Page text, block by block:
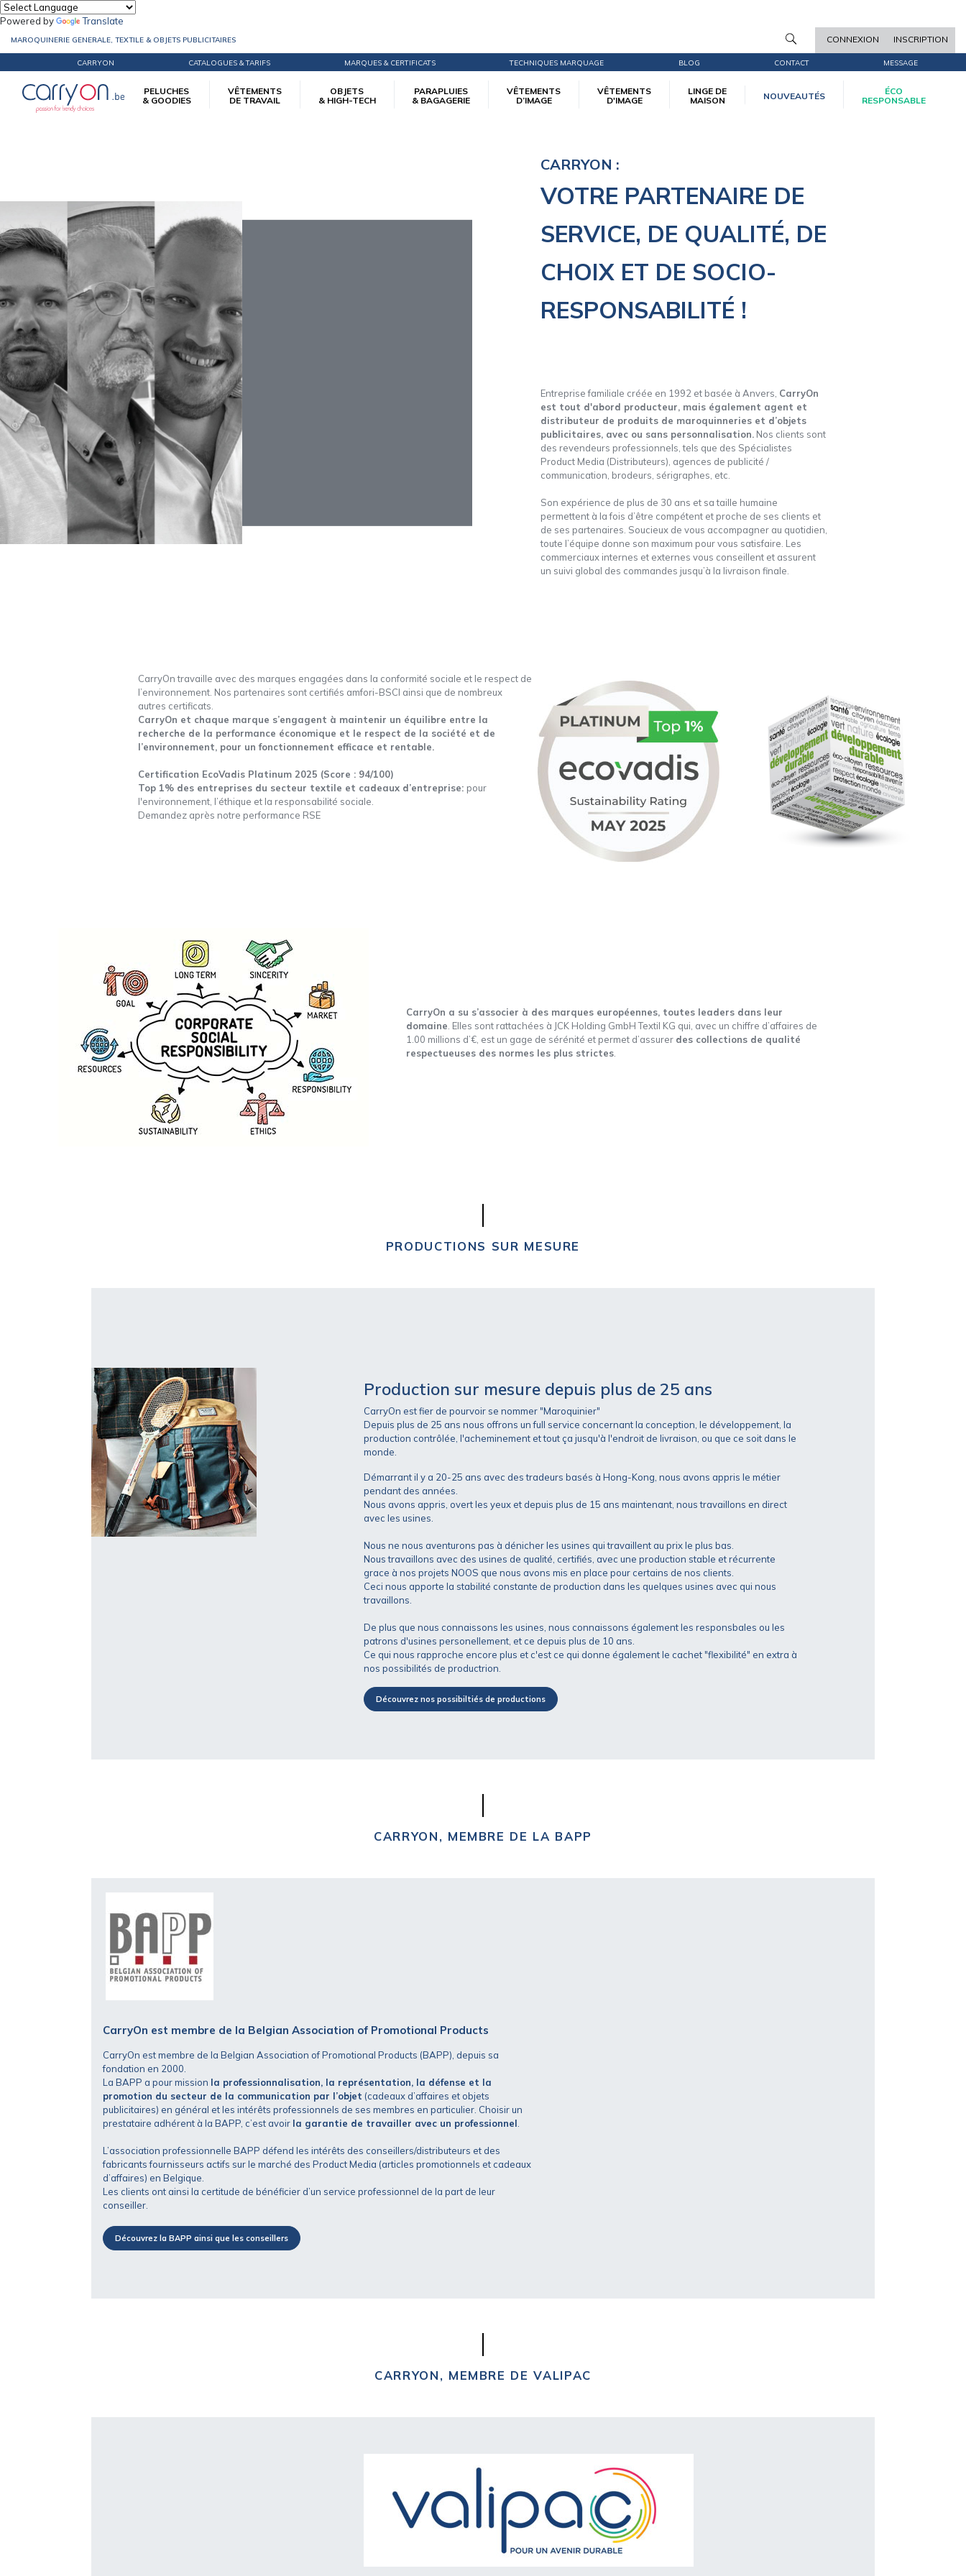
Powered by Translate
MAROQUINERIE GENERALE, TEXTILE & OBJETS PUBLICITAIRES CONNEXION INSCRIPTION
CARRYON CATALOGUES & TARIFS MARQUES & CERTIFICATS TECHNIQUES MARQUAGE BLOG CONTACT MESSAGE
PELUCHES
& GOODIES
VÊTEMENTS
DE TRAVAIL
OBJETS
& HIGH-TECH
PARAPLUIES
& BAGAGERIE
VÊTEMENTS
D’IMAGE
VÊTEMENTS
D'IMAGE
LINGE DE
MAISON
NOUVEAUTÉS
ÉCO
RESPONSABLE
CARRYON :
VOTRE PARTENAIRE DE
SERVICE, DE QUALITÉ, DE
CHOIX ET DE SOCIO-
RESPONSABILITÉ !
Entreprise familiale créée en 1992 et basée à Anvers, CarryOn
est tout d'abord producteur, mais également agent et
distributeur de produits de maroquinneries et d’objets
publicitaires, avec ou sans personnalisation.Nos clients sont
des revendeurs professionnels, tels que des Spécialistes
Product Media (Distributeurs), agences de publicité /
communication, brodeurs, sérigraphes, etc.
Son expérience de plus de 30 ans et sa taille humaine
permettent à la fois d’être compétent et proche de ses clients et
de ses partenaires. Soucieux de vous accompagner au quotidien,
toute l’équipe donne son maximum pour vous satisfaire. Les
commerciaux internes et externes vous conseillent et assurent
un suivi global des commandes jusqu’à la livraison finale.
CarryOn travaille avec des marques engagées dans la conformité sociale et le respect de
l’environnement. Nos partenaires sont certifiés amfori-BSCI ainsi que de nombreux
autres certificats.
CarryOn et chaque marque s’engagent à maintenir un équilibre entre la
recherche de la performance économique et le respect de la société et de
l’environnement, pour un fonctionnement efficace et rentable.
Certification EcoVadis Platinum 2025 (Score : 94/100)
Top 1% des entreprises du secteur textile et cadeaux d’entreprise: pour
l'environnement, l’éthique et la responsabilité sociale.
Demandez après notre performance RSE
CarryOn a su s’associer à des marques européennes, toutes leaders dans leur
domaine . Elles sont rattachées à JCK Holding GmbH Textil KG qui, avec un chiffre d’affaires de
1.00 millions d’€, est un gage de sérénité et permet d’assurer des collections de qualité
respectueuses des normes les plus strictes
PRODUCTIONS SUR MESURE
Production sur mesure depuis plus de 25 ans
CarryOn est fier de pourvoir se nommer "Maroquinier"
Depuis plus de 25 ans nous offrons un full service concernant la conception, le développement, la
production contrôlée, l'acheminement et tout ça jusqu'à l'endroit de livraison, ou que ce soit dans le
monde.
Démarrant il y a 20-25 ans avec des tradeurs basés à Hong-Kong, nous avons appris le métier
pendant des années.
Nous avons appris, overt les yeux et depuis plus de 15 ans maintenant, nous travaillons en direct
avec les usines.
Nous ne nous aventurons pas à dénicher les usines qui travaillent au prix le plus bas.
Nous travaillons avec des usines de qualité, certifiés, avec une production stable et récurrente
grace à nos projets NOOS que nous avons mis en place pour certains de nos clients.
Ceci nous apporte la stabilité constante de production dans les quelques usines avec qui nous
travaillons.
De plus que nous connaissons les usines, nous connaissons également les responsbales ou les
patrons d'usines personellement, et ce depuis plus de 10 ans.
Ce qui nous rapproche encore plus et c'est ce qui donne également le cachet "flexibilité" en extra à
nos possibilités de productrion.
Découvrez nos possibiltiés de productions
CARRYON, MEMBRE DE LA BAPP
CarryOn est membre de la Belgian Association of Promotional Products
CarryOn est membre de la Belgian Association of Promotional Products (BAPP), depuis sa
fondation en 2000.
La BAPP a pour mission la professionnalisation, la représentation, la défense et la
promotion du secteur de la communication par l’objet (cadeaux d’affaires et objets
publicitaires) en général et les intérêts professionnels de ses membres en particulier. Choisir un
prestataire adhérent à la BAPP, c’est avoir la garantie de travailler avec un professionnel
L’association professionnelle BAPP défend les intérêts des conseillers/distributeurs et des
fabricants fournisseurs actifs sur le marché des Product Media (articles promotionnels et cadeaux
d’affaires) en Belgique.
Les clients ont ainsi la certitude de bénéficier d’un service professionnel de la part de leur
conseiller.
Découvrez la BAPP ainsi que les conseillers
CARRYON, MEMBRE DE VALIPAC